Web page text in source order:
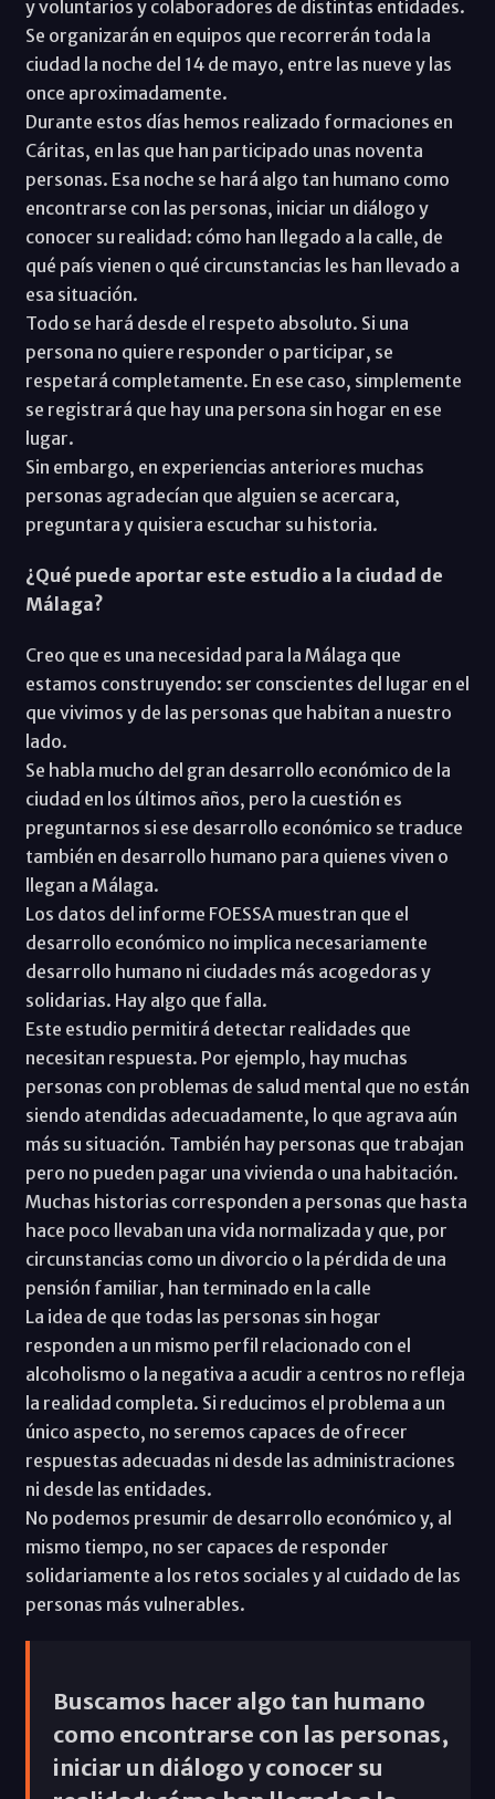
y voluntarios y colaboradores de distintas entidades.
Se organizarán en equipos que recorrerán toda la
ciudad la noche del 14 de mayo, entre las nueve y las
once aproximadamente.
Durante estos días hemos realizado formaciones en
Cáritas, en las que han participado unas noventa
personas. Esa noche se hará algo tan humano como
encontrarse con las personas, iniciar un diálogo y
conocer su realidad: cómo han llegado a la calle, de
qué país vienen o qué circunstancias les han llevado a
esa situación.
Todo se hará desde el respeto absoluto. Si una
persona no quiere responder o participar, se
respetará completamente. En ese caso, simplemente
se registrará que hay una persona sin hogar en ese
lugar.
Sin embargo, en experiencias anteriores muchas
personas agradecían que alguien se acercara,
preguntara y quisiera escuchar su historia.
¿Qué puede aportar este estudio a la ciudad de
Málaga?
Creo que es una necesidad para la Málaga que
estamos construyendo: ser conscientes del lugar en el
que vivimos y de las personas que habitan a nuestro
lado.
Se habla mucho del gran desarrollo económico de la
ciudad en los últimos años, pero la cuestión es
preguntarnos si ese desarrollo económico se traduce
también en desarrollo humano para quienes viven o
llegan a Málaga.
Los datos del informe FOESSA muestran que el
desarrollo económico no implica necesariamente
desarrollo humano ni ciudades más acogedoras y
solidarias. Hay algo que falla.
Este estudio permitirá detectar realidades que
necesitan respuesta. Por ejemplo, hay muchas
personas con problemas de salud mental que no están
siendo atendidas adecuadamente, lo que agrava aún
más su situación. También hay personas que trabajan
pero no pueden pagar una vivienda o una habitación.
Muchas historias corresponden a personas que hasta
hace poco llevaban una vida normalizada y que, por
circunstancias como un divorcio o la pérdida de una
pensión familiar, han terminado en la calle
La idea de que todas las personas sin hogar
responden a un mismo perfil relacionado con el
alcoholismo o la negativa a acudir a centros no refleja
la realidad completa. Si reducimos el problema a un
único aspecto, no seremos capaces de ofrecer
respuestas adecuadas ni desde las administraciones
ni desde las entidades.
No podemos presumir de desarrollo económico y, al
mismo tiempo, no ser capaces de responder
solidariamente a los retos sociales y al cuidado de las
personas más vulnerables.
Buscamos hacer algo tan humano
como encontrarse con las personas,
iniciar un diálogo y conocer su